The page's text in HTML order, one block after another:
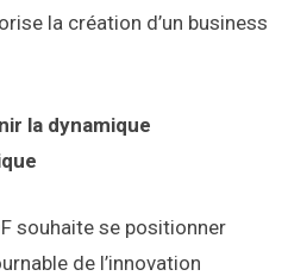
la création d’un business
la dynamique
souhaite se positionner
de l’innovation